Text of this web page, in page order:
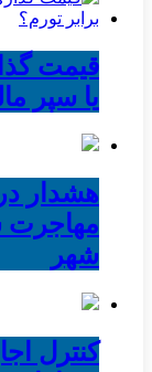
قیمت
یا سپر
هشدار
مهاجرت
شهر
کنترل